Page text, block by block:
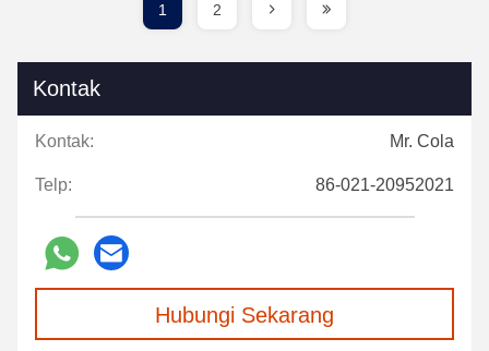
1 2
Kontak
Kontak: Mr. Cola
Telp: 86-021-20952021
Hubungi Sekarang